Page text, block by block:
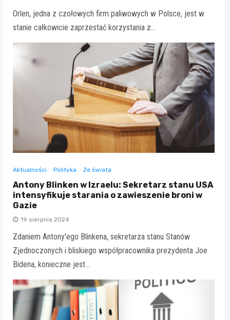
Orlen, jedna z czołowych firm paliwowych w Polsce, jest w
stanie całkowicie zaprzestać korzystania z…
Aktualności Polityka Ze świata
Antony Blinken w Izraelu: Sekretarz stanu USA
intensyfikuje starania o zawieszenie broni w
Gazie
19 sierpnia 2024
Zdaniem Antony'ego Blinkena, sekretarza stanu Stanów
Zjednoczonych i bliskiego współpracownika prezydenta Joe
Bidena, konieczne jest…